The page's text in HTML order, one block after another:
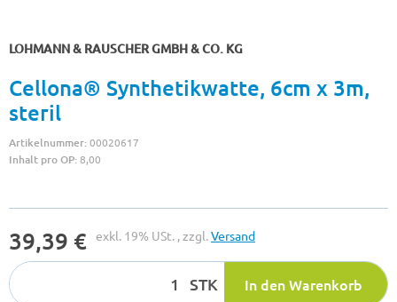
LOHMANN & RAUSCHER GMBH & CO. KG
Cellona® Synthetikwatte, 6cm x 3m,
steril
Artikelnummer:00020617
Inhalt pro OP:8,00
39,39 € exkl. 19% USt. , zzgl.Versand
STK In den Warenkorb